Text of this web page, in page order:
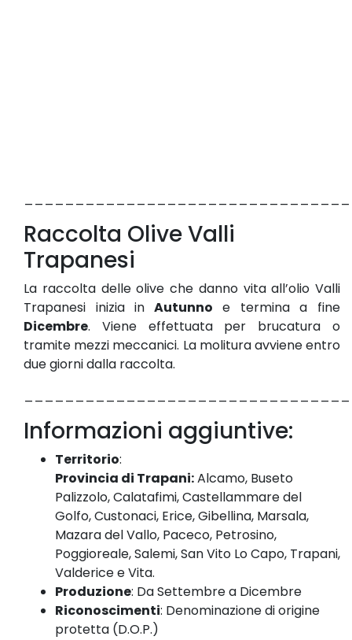
Raccolta Olive Valli
Trapanesi
La raccolta delle olive che danno vita all’olio Valli
Trapanesi inizia in Autunno e termina a fine
Dicembre. Viene effettuata per brucatura o
tramite mezzi meccanici. La molitura avviene entro
due giorni dalla raccolta.
Informazioni aggiuntive:
Territorio:
Provincia di Trapani:Alcamo, Buseto
Palizzolo, Calatafimi, Castellammare del
Golfo, Custonaci, Erice, Gibellina, Marsala,
Mazara del Vallo, Paceco, Petrosino,
Poggioreale, Salemi, San Vito Lo Capo, Trapani,
Valderice e Vita.
Produzione: Da Settembre a Dicembre
Riconoscimenti: Denominazione di origine
protetta (D.O.P.)